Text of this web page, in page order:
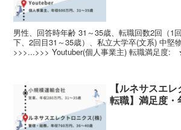
男性、回答時年齢 31～35歳、転職回数2回（1
下、2回目31～35歳）、私立大学卒(文系) 中堅
>>>...>>> Youtuber(個人事業主) 転職満足
【ルネサスエ
転職】満足度・